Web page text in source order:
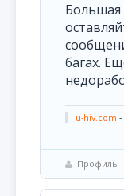
Большая
багах.
u-hiv.com -
Профиль